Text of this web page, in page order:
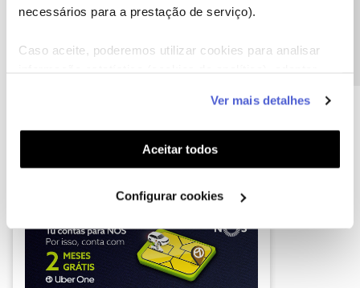
necessários para a prestação de serviço).
Caso aceite, poderemos utilizar cookies para analisar
funcionalidades (cookies de personalização e
funcionalidade) e adaptar anúncios aos seus interesses
(cookies de publicidade personalizada). Pode gerir a
utilização dos cookies clicando em "Configurar
Ver mais detalhes
Aceitar todos
Configurar cookies
A poupança que COMBINA